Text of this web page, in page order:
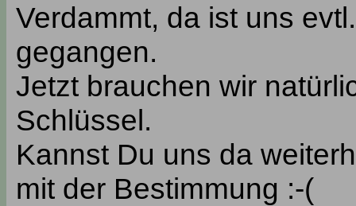
Verdammt, da ist uns
gegangen.
Jetzt brauchen wir
Schlüssel.
Kannst Du uns da
mit der Bestimmung :-(